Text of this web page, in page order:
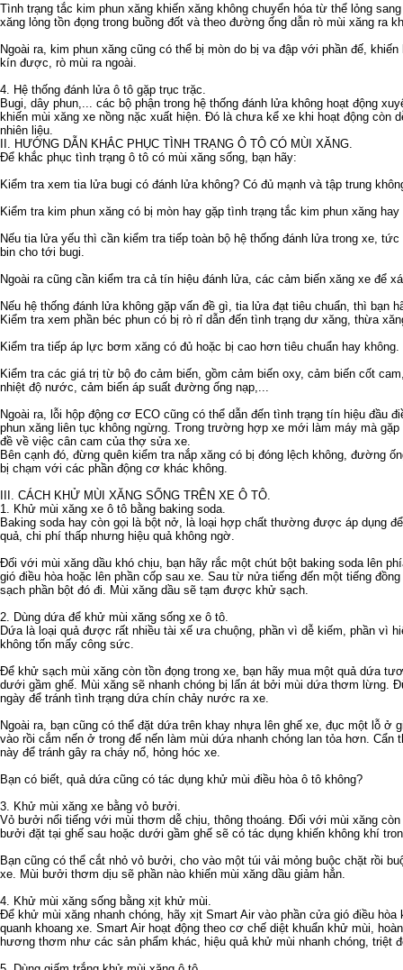
Tình trạng tắc kim phun xăng khiến xăng không chuyển hóa từ thể lỏng
xăng lỏng tồn đọng trong buồng đốt và theo đường ống dẫn rò mùi xăng ra
Ngoài ra, kim phun xăng cũng có thể bị mòn do bị va đập với phần đế,
kín được, rò mùi ra ngoài.
4. Hệ thống đánh lửa ô tô gặp trục trặc.
Bugi, dây phun,... các bộ phận trong hệ thống đánh lửa không hoạt động
khiến mùi xăng xe nồng nặc xuất hiện. Đó là chưa kể xe khi hoạt động còn
nhiên liệu.
II. HƯỚNG DẪN KHẮC PHỤC TÌNH TRẠNG Ô TÔ CÓ MÙI XĂNG.
Để khắc phục tình trạng ô tô có mùi xăng sống, bạn hãy:
Kiểm tra xem tia lửa bugi có đánh lửa không? Có đủ mạnh và tập trung
Kiểm tra kim phun xăng có bị mòn hay gặp tình trạng tắc kim phun xăng hay
Nếu tia lửa yếu thì cần kiểm tra tiếp toàn bộ hệ thống đánh lửa trong xe,
bin cho tới bugi.
Ngoài ra cũng cần kiểm tra cả tín hiệu đánh lửa, các cảm biến xăng xe để
Nếu hệ thống đánh lửa không gặp vấn đề gì, tia lửa đạt tiêu chuẩn, thì bạn
Kiểm tra xem phần béc phun có bị rò rỉ dẫn đến tình trạng dư xăng, thừa
Kiểm tra tiếp áp lực bơm xăng có đủ hoặc bị cao hơn tiêu chuẩn hay không.
Kiểm tra các giá trị từ bộ đo cảm biến, gồm cảm biến oxy, cảm biến cốt
nhiệt độ nước, cảm biến áp suất đường ống nạp,...
Ngoài ra, lỗi hộp động cơ ECO cũng có thể dẫn đến tình trạng tín hiệu đầu
phun xăng liên tục không ngừng. Trong trường hợp xe mới làm máy mà
đề về việc cân cam của thợ sửa xe.
Bên cạnh đó, đừng quên kiểm tra nắp xăng có bị đóng lệch không, đường
bị chạm với các phần động cơ khác không.
III. CÁCH KHỬ MÙI XĂNG SỐNG TRÊN XE Ô TÔ.
1. Khử mùi xăng xe ô tô bằng baking soda.
Baking soda hay còn gọi là bột nở, là loại hợp chất thường được áp dụng
quả, chi phí thấp nhưng hiệu quả không ngờ.
Đối với mùi xăng dầu khó chịu, bạn hãy rắc một chút bột baking soda lên
gió điều hòa hoặc lên phần cốp sau xe. Sau từ nửa tiếng đến một tiếng
sạch phần bột đó đi. Mùi xăng dầu sẽ tạm được khử sạch.
2. Dùng dứa để khử mùi xăng sống xe ô tô.
Dứa là loại quả được rất nhiều tài xế ưa chuộng, phần vì dễ kiếm, phần vì
không tốn mấy công sức.
Để khử sạch mùi xăng còn tồn đọng trong xe, bạn hãy mua một quả dứa
dưới gầm ghế. Mùi xăng sẽ nhanh chóng bị lấn át bởi mùi dứa thơm lừng.
ngày để tránh tình trạng dứa chín chảy nước ra xe.
Ngoài ra, bạn cũng có thể đặt dứa trên khay nhựa lên ghế xe, đục một lỗ ở
vào rồi cắm nến ở trong để nến làm mùi dứa nhanh chóng lan tỏa hơn. Cẩn
này để tránh gây ra cháy nổ, hỏng hóc xe.
Bạn có biết, quả dứa cũng có tác dụng khử mùi điều hòa ô tô không?
3. Khử mùi xăng xe bằng vỏ bưởi.
Vỏ bưởi nổi tiếng với mùi thơm dễ chịu, thông thoáng. Đối với mùi xăng
bưởi đặt tại ghế sau hoặc dưới gầm ghế sẽ có tác dụng khiến không khí
Bạn cũng có thể cắt nhỏ vỏ bưởi, cho vào một túi vải mỏng buộc chặt rồi
xe. Mùi bưởi thơm dịu sẽ phần nào khiến mùi xăng dầu giảm hẳn.
4. Khử mùi xăng sống bằng xịt khử mùi.
Để khử mùi xăng nhanh chóng, hãy xịt Smart Air vào phần cửa gió điều hòa
quanh khoang xe. Smart Air hoạt động theo cơ chế diệt khuẩn khử mùi,
hương thơm như các sản phẩm khác, hiệu quả khử mùi nhanh chóng, triệt